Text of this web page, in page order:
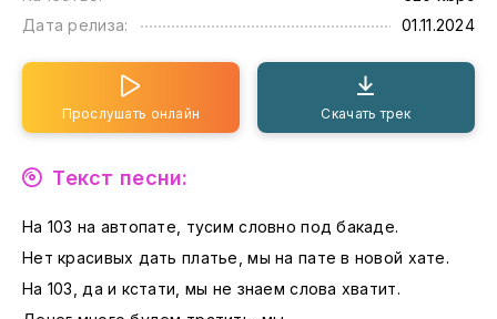
Дата релиза:
01.11.2024
Прослушать онлайн Скачать трек
Текст песни:
На 103 на автопате, тусим словно под бакаде.
Нет красивых дать платье, мы на пате в новой хате.
На 103, да и кстати, мы не знаем слова хватит.